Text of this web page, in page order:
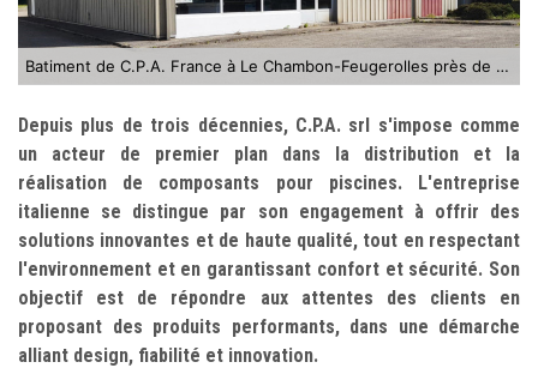
Batiment de C.P.A. France à Le Chambon-Feugerolles près de St-Etienne
Depuis plus de trois décennies, C.P.A. srl s'impose comme
un acteur de premier plan dans la distribution et la
réalisation de composants pour piscines. L'entreprise
italienne se distingue par son engagement à offrir des
solutions innovantes et de haute qualité, tout en respectant
l'environnement et en garantissant confort et sécurité. Son
objectif est de répondre aux attentes des clients en
proposant des produits performants, dans une démarche
alliant design, fiabilité et innovation.